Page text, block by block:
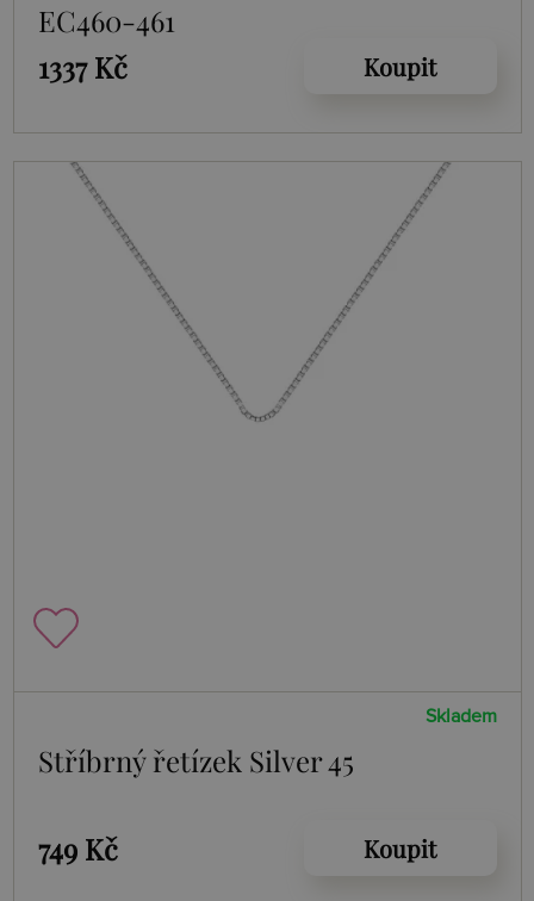
EC460-461
1337 Kč
Koupit
Skladem
Stříbrný řetízek Silver 45
749 Kč Koupit